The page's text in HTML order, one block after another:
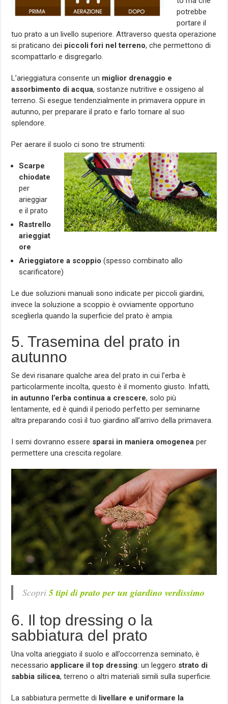
potrebbe
portare il
tuo prato a un livello superiore. Attraverso questa operazione
si praticano dei piccoli fori nel terreno, che permettono di
scompattarlo e disgregarlo.
L’arieggiatura consente un miglior drenaggio e
assorbimento di acqua, sostanze nutritive e ossigeno al
terreno. Si esegue tendenzialmente in primavera oppure in
autunno, per preparare il prato e farlo tornare al suo
splendore.
Per aerare il suolo ci sono tre strumenti:
Scarpe
chiodate
per
arieggiar
e il prato
Rastrello
arieggiat
ore
Arieggiatore a scoppio (spesso combinato allo
scarificatore)
Le due soluzioni manuali sono indicate per piccoli giardini,
invece la soluzione a scoppio è ovviamente opportuno
sceglierla quando la superficie del prato è ampia.
5. Trasemina del prato in
autunno
Se devi risanare qualche area del prato in cui l’erba è
particolarmente incolta, questo è il momento giusto. Infatti,
in autunno l’erba continua a crescere, solo più
lentamente, ed è quindi il periodo perfetto per seminarne
altra preparando così il tuo giardino all’arrivo della primavera.
I semi dovranno essere sparsi in maniera omogenea per
permettere una crescita regolare.
Scopri5 tipi di prato per un giardino verdissimo
6. Il top dressing o la
sabbiatura del prato
Una volta arieggiato il suolo e all’occorrenza seminato, è
necessarioapplicare il top dressing: un leggero strato di
sabbia silicea, terreno o altri materiali simili sulla superficie.
La sabbiatura permette di livellare e uniformare la